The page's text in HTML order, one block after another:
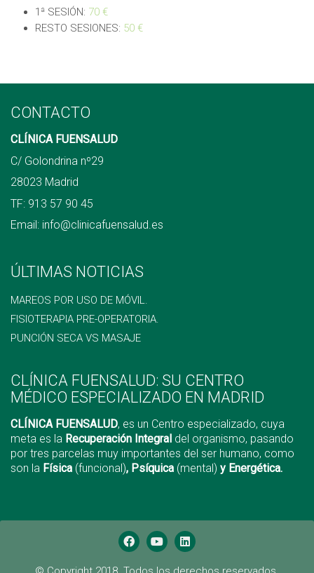
1ª SESIÓN: 70 €
RESTO SESIONES: 50 €
CONTACTO
CLÍNICA FUENSALUD
C/ Golondrina nº29
28023 Madrid
TF: 913 57 90 45
Email: info@clinicafuensalud.es
ÚLTIMAS NOTICIAS
MAREOS POR USO DE MÓVIL.
FISIOTERAPIA PRE-OPERATORIA.
PUNCIÓN SECA VS MASAJE
CLÍNICA FUENSALUD: SU CENTRO
MÉDICO ESPECIALIZADO EN MADRID
CLÍNICA FUENSALUD, es un Centro especializado, cuya
meta es la Recuperación Integral del organismo, pasando
por tres parcelas muy importantes del ser humano, como
son la Física (funcional), Psíquica (mental) y Energética.